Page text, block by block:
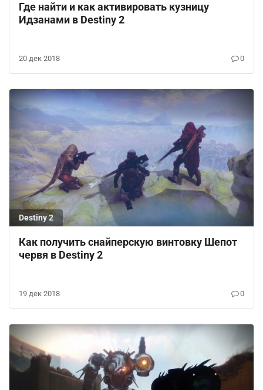
Где найти и как активировать кузницу
Идзанами в Destiny 2
20 дек 2018 0
Destiny 2
Как получить снайперскую винтовку Шепот
червя в Destiny 2
19 дек 2018 0